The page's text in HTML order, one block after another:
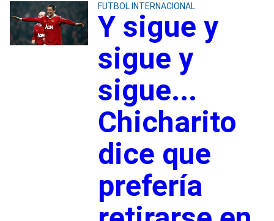
FUTBOL INTERNACIONAL
Y sigue y
sigue y
sigue...
Chicharito
dice que
prefería